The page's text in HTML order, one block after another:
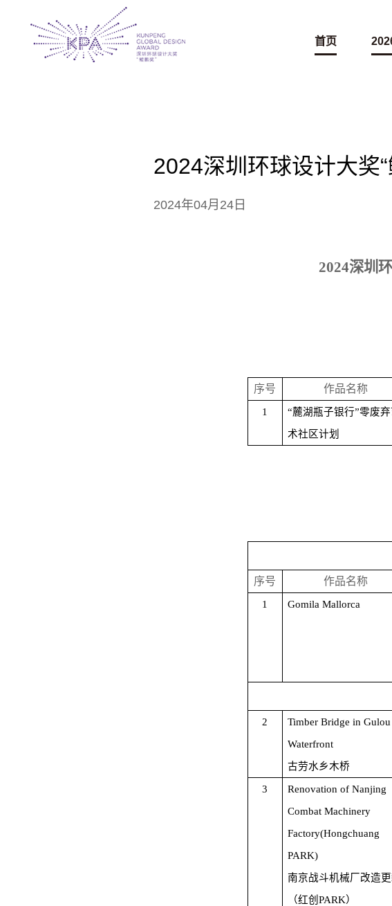
首页
2024深圳环球设计大奖
2024年04月24日
2024深圳
序号 作品名称
1 “麓湖瓶子银行”零废弃
术社区计划
序号 作品名称
1 Gomila Mallorca
2
Timber Bridge in Gulou
Waterfront
古劳水乡木桥
3
Renovation of Nanjing
Combat Machinery
Factory(Hongchuang
PARK)
南京战斗机械厂改造
（红创PARK）